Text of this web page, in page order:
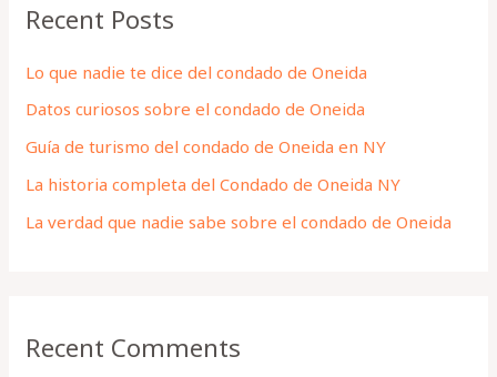
c
f
o
r
:
Recent Posts
Lo que nadie te dice del condado de Oneida
Datos curiosos sobre el condado de Oneida
Guía de turismo del condado de Oneida en NY
La historia completa del Condado de Oneida NY
La verdad que nadie sabe sobre el condado de Oneida
Recent Comments